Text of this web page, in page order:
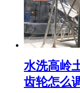
水洗高岭
齿轮怎么